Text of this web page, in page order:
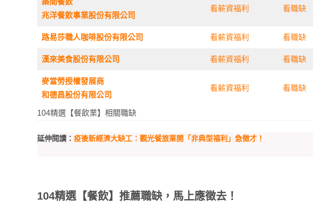
築間餐飲
兆洋餐飲事業股份有限公司
看薪資福利 看職缺
路易莎職人咖啡股份有限公司 看薪資福利 看職缺
漢來美食股份有限公司 看薪資福利 看職缺
麥當勞授權發展商
和德昌股份有限公司
看薪資福利 看職缺
104精選【餐飲業】相關職缺
延伸閱讀： 疫後新經濟大缺工：觀光餐旅業開「非典型福利」急徵才！
104精選【餐飲】推薦職缺，馬上應徵去！